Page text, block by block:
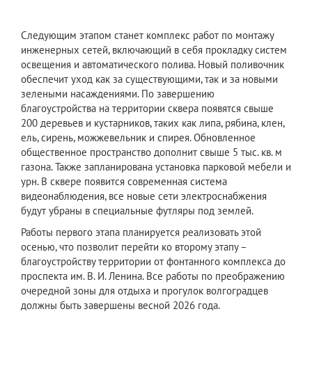
Следующим этапом станет комплекс работ по монтажу
инженерных сетей, включающий в себя прокладку систем
освещения и автоматического полива. Новый поливочник
обеспечит уход как за существующими, так и за новыми
зелеными насаждениями. По завершению
благоустройства на территории сквера появятся свыше
200 деревьев и кустарников, таких как липа, рябина, клен,
ель, сирень, можжевельник и спирея. Обновленное
общественное пространство дополнит свыше 5 тыс. кв. м
газона. Также запланирована установка парковой мебели и
урн. В сквере появится современная система
видеонаблюдения, все новые сети электроснабжения
будут убраны в специальные футляры под землей.
Работы первого этапа планируется реализовать этой
осенью, что позволит перейти ко второму этапу –
благоустройству территории от фонтанного комплекса до
проспекта им. В. И. Ленина. Все работы по преображению
очередной зоны для отдыха и прогулок волгоградцев
должны быть завершены весной 2026 года.